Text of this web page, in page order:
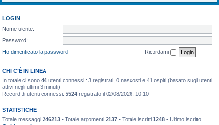
LOGIN
Nome utente:
Password:
Ho dimenticato la password
Ricordami
CHI C’È IN LINEA
In totale ci sono 44 utenti connessi : 3 registrati, 0 nascosti e 41 ospiti (basato sugli utenti
attivi negli ultimi 3 minuti)
Record di utenti connessi: 5524 registrato il 02/08/2026, 10:10
STATISTICHE
Totale messaggi 246213 • Totale argomenti 2137 • Totale iscritti 1248 • Ultimo iscritto